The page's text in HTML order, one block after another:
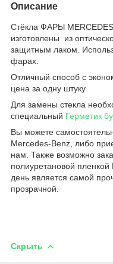
Описание
Стёкла ФАРЫ
изготовлены из
защитным лаком.
фарах.
Отличный способ с
цена за одну штуку
Для замены стекла
специальный Герметик
Вы можете
Mercedes-Benz, либо
нам. Также возможно
полиуретановой
день является самой
прозрачной.
Скрыть